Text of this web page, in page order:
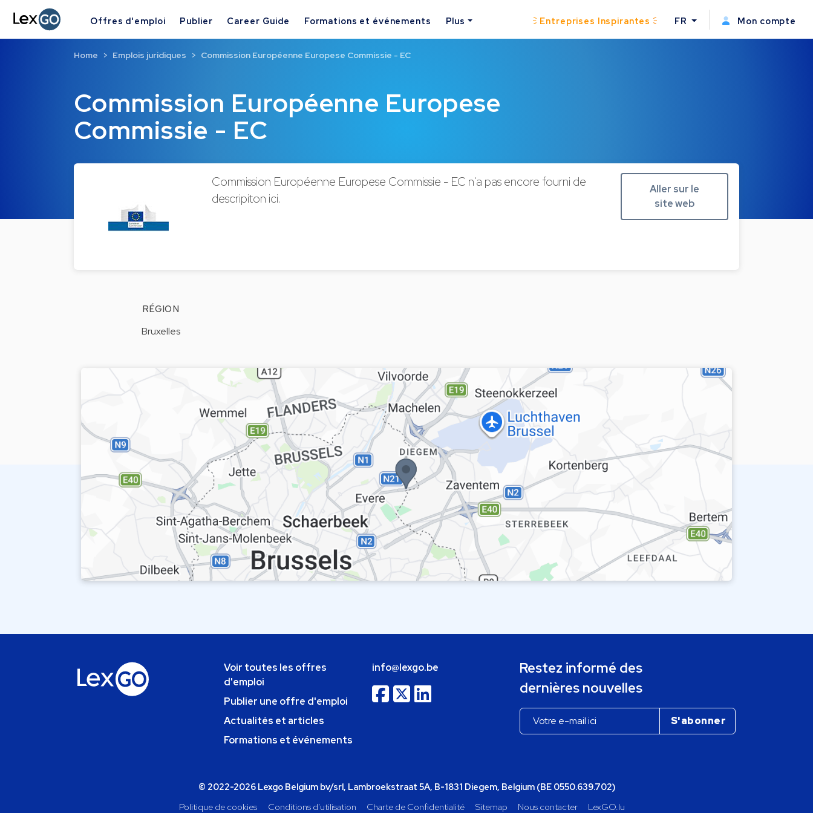
Offres d'emploi Publier Career Guide Formations et événements Plus Entreprises Inspirantes FR Mon compte
Commission Européenne Europese
Commissie - EC
Home Emplois juridiques Commission Européenne Europese Commissie - EC
Commission Européenne Europese Commissie - EC n'a pas encore fourni de
descripiton ici.
Aller sur le
site web
RÉGION
Bruxelles
Voir toutes les offres
d'emploi
Publier une offre d'emploi
Actualités et articles
Formations et événements
info@lexgo.be
Restez informé des
dernières nouvelles
© 2022-2026 Lexgo Belgium bv/srl, Lambroekstraat 5A, B-1831 Diegem, Belgium (BE 0550.639.702)
Politique de cookies
Conditions d'utilisation Charte de Confidentialité Sitemap Nous contacter LexGO.lu